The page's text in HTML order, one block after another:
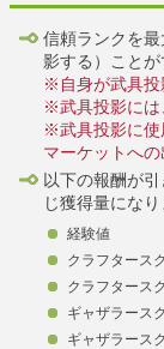
信頼ランクを
影する）ことが
※自身が武具投
※武具投影には
※武具投影に使
マーケットへの
以下の報酬が
じ獲得量になり
経験値
クラフタース
クラフタース
ギャザラース
ギャザラース